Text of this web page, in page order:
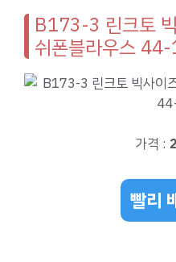
B173-3 린크토
쉬폰블라우스
가격 :
빨리